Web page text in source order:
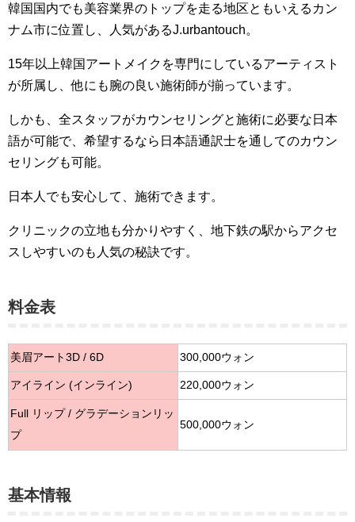
韓国国内でも美容業界のトップを走る地区ともいえるカン
ナム市に位置し、人気があるJ.urbantouch。
15年以上韓国アートメイクを専門にしているアーティスト
が所属し、他にも腕の良い施術師が揃っています。
しかも、全スタッフがカウンセリングと施術に必要な日本
語が可能で、希望するなら日本語通訳士を通してのカウン
セリングも可能。
日本人でも安心して、施術できます。
クリニックの立地も分かりやすく、地下鉄の駅からアクセ
スしやすいのも人気の秘訣です。
料金表
美眉アート3D / 6D 300,000ウォン
アイライン (インライン) 220,000ウォン
Full リップ / グラデーションリッ
プ
500,000ウォン
基本情報